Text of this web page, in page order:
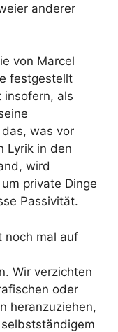
anderer
von Marcel
festgestellt
als
was vor
Lyrik in den
wird
private Dinge
Passivität.
noch mal auf
Wir verzichten
oder
heranzuziehen,